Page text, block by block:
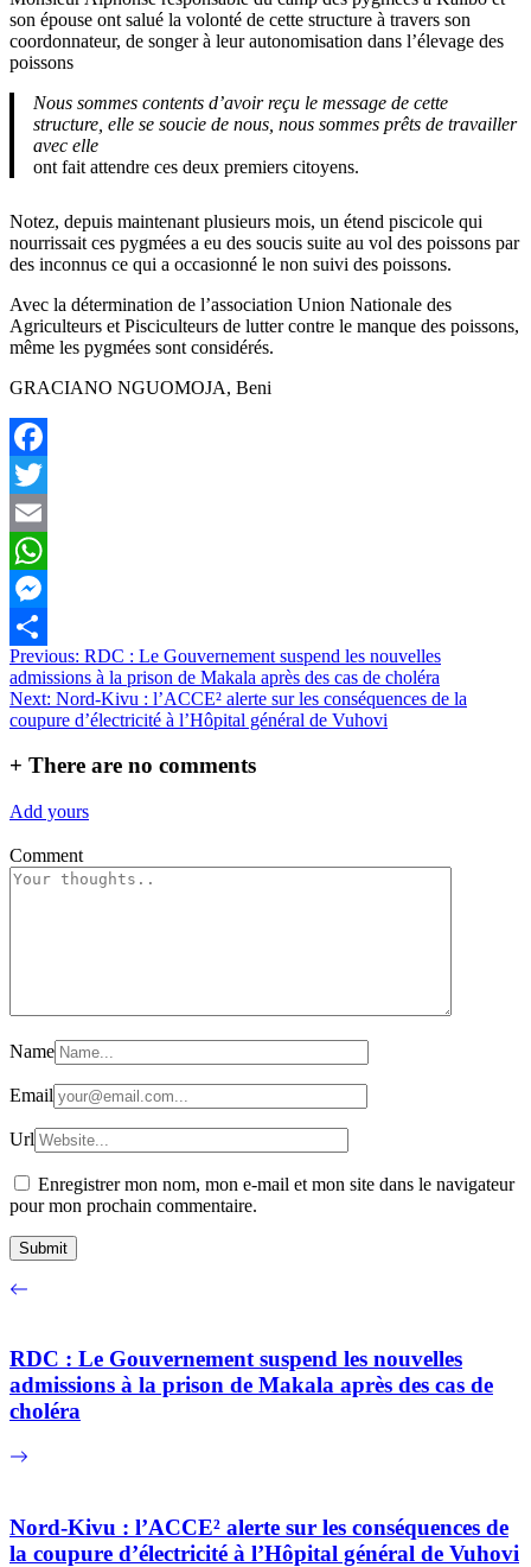
son épouse ont salué la volonté de cette structure à travers son
coordonnateur, de songer à leur autonomisation dans l’élevage des
poissons
Nous sommes contents d’avoir reçu le message de cette
structure, elle se soucie de nous, nous sommes prêts de travailler
avec elle
ont fait attendre ces deux premiers citoyens.
Notez, depuis maintenant plusieurs mois, un étend piscicole qui
nourrissait ces pygmées a eu des soucis suite au vol des poissons par
des inconnus ce qui a occasionné le non suivi des poissons.
Avec la détermination de l’association Union Nationale des
Agriculteurs et Pisciculteurs de lutter contre le manque des poissons,
même les pygmées sont considérés.
GRACIANO NGUOMOJA, Beni
Facebook
Twitter
Email
WhatsApp
Messenger
Partager
Navigation
de
l’article
Previous: RDC : Le Gouvernement suspend les nouvelles
admissions à la prison de Makala après des cas de choléra
Next: Nord-Kivu : l’ACCE² alerte sur les conséquences de la
coupure d’électricité à l’Hôpital général de Vuhovi
+ There are no comments
Add yours
Comment
Name
Email
Url
Enregistrer mon nom, mon e-mail et mon site dans le navigateur
pour mon prochain commentaire.
RDC : Le Gouvernement suspend les nouvelles
admissions à la prison de Makala après des cas de
choléra
Nord-Kivu : l’ACCE² alerte sur les conséquences de
la coupure d’électricité à l’Hôpital général de Vuhovi